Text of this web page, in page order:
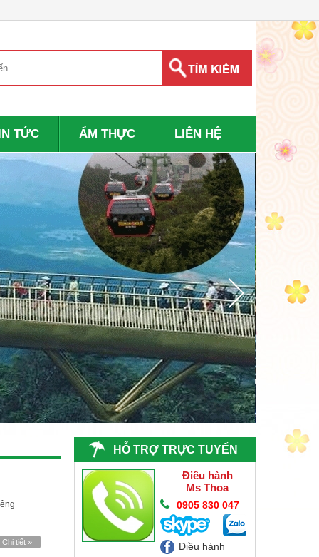
TỨC ẨM THỰC LIÊN HỆ
Chi tiết »
HỖ TRỢ TRỰC TUYẾN
Điều hành
Ms Thoa
0905 830 047
Điều hành